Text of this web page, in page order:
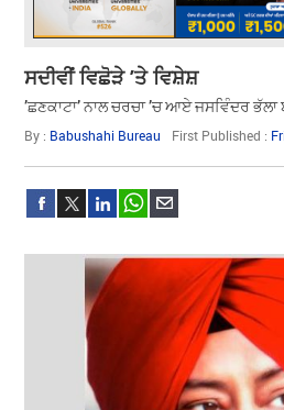
ਸਦੀਵੀਂ ਵਿਛੋੜੇ ’ਤੇ ਵਿਸ਼ੇਸ਼
’ਛਣਕਾਟਾ’ ਨਾਲ ਚਰਚਾ ’ਚ ਆਏ ਜਸਵਿੰਦਰ
By : Babushahi Bureau First Published :